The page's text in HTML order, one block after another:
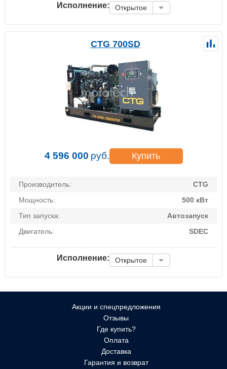
Исполнение: Открытое
CTG 700SD
4 596 000 руб. Купить
Производитель:
CTG
Мощность:
500 кВт
Тип запуска:
Автозапуск
Двигатель:
SDEC
Исполнение: Открытое
Акции и спецпредложения
Отзывы
Где купить?
Оплата
Доставка
Гарантия и возврат